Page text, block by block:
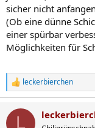
sicher nicht
(Ob eine dünne
einer spürbar
Möglichkeiten für
R
e
k
leckerbierchen
L